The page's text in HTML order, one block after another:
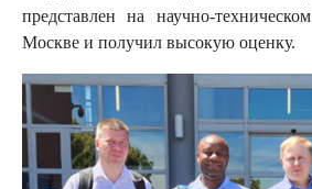
представлен на научно-
Москве и получил высокую оценку.